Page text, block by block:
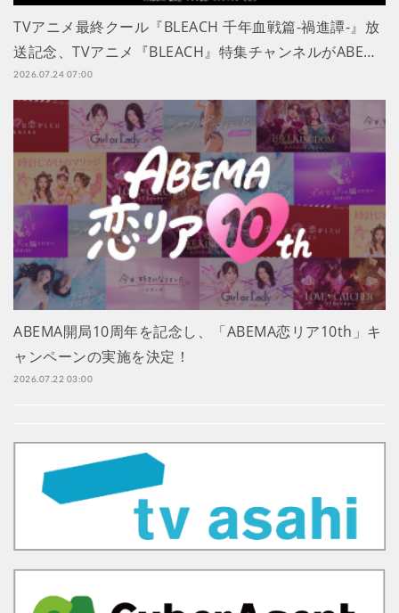
TVアニメ最終クール『BLEACH 千年血戦篇-禍進譚-』放
送記念、TVアニメ『BLEACH』特集チャンネルがABE…
2026.07.24 07:00
ABEMA開局10周年を記念し、「ABEMA恋リア10th」キ
ャンペーンの実施を決定！
2026.07.22 03:00